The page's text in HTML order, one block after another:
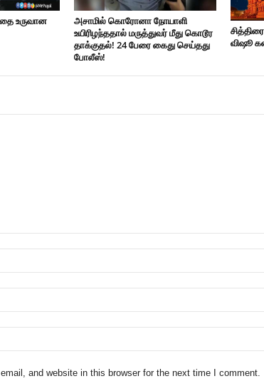
உருவான
அசாமில் கொரோனா நோயாளி
உயிரிழந்ததால் மருத்துவர் மீது கொடூர
தாக்குதல்! 24 பேரை கைது செய்தது
போலீஸ்!
விஷூ
and website in this browser for the next time I comment.